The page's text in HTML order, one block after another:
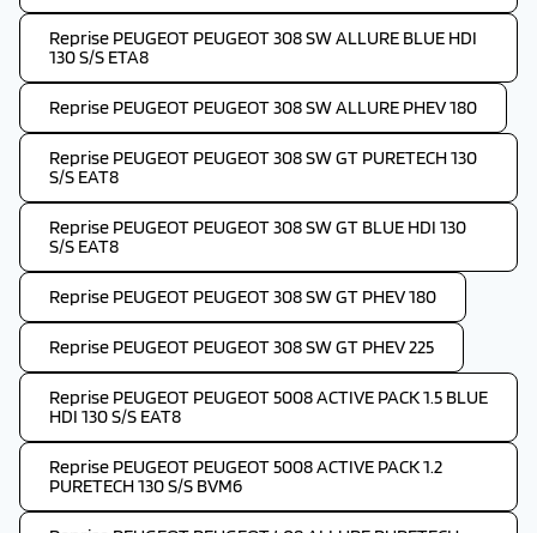
Reprise PEUGEOT PEUGEOT 308 SW ALLURE BLUE HDI
130 S/S ETA8
Reprise PEUGEOT PEUGEOT 308 SW ALLURE PHEV 180
Reprise PEUGEOT PEUGEOT 308 SW GT PURETECH 130
S/S EAT8
Reprise PEUGEOT PEUGEOT 308 SW GT BLUE HDI 130
S/S EAT8
Reprise PEUGEOT PEUGEOT 308 SW GT PHEV 180
Reprise PEUGEOT PEUGEOT 308 SW GT PHEV 225
Reprise PEUGEOT PEUGEOT 5008 ACTIVE PACK 1.5 BLUE
HDI 130 S/S EAT8
Reprise PEUGEOT PEUGEOT 5008 ACTIVE PACK 1.2
PURETECH 130 S/S BVM6